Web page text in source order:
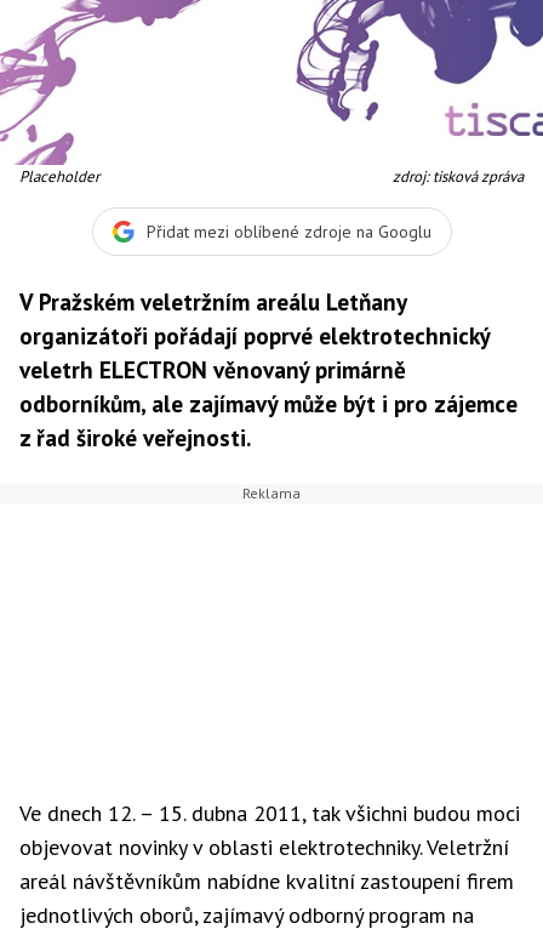
Placeholder zdroj: tisková zpráva
Přidat mezi oblíbené zdroje na Googlu
V Pražském veletržním areálu Letňany
organizátoři pořádají poprvé elektrotechnický
veletrh ELECTRON věnovaný primárně
odborníkům, ale zajímavý může být i pro zájemce
z řad široké veřejnosti.
Ve dnech 12. – 15. dubna 2011, tak všichni budou moci
objevovat novinky v oblasti elektrotechniky. Veletržní
areál návštěvníkům nabídne kvalitní zastoupení firem
jednotlivých oborů, zajímavý odborný program na